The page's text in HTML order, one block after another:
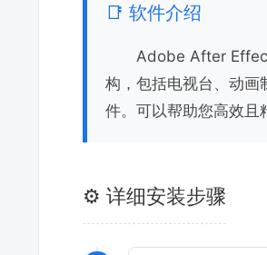
📑 软件介绍
Adobe After
构，包括电视台、动画
件。可以帮助您高效且
⚙️ 详细安装步骤